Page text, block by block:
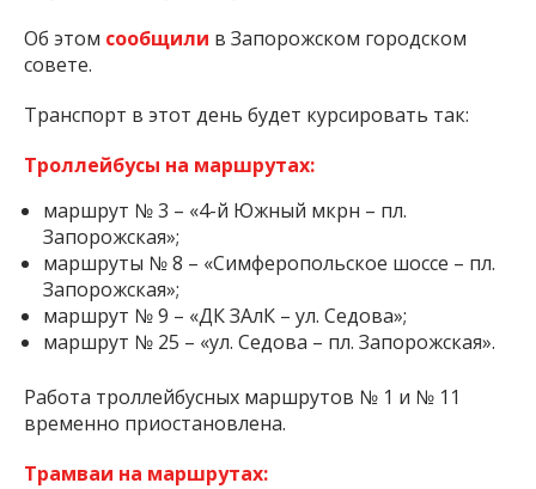
Об этом сообщили в Запорожском городском
совете.
Транспорт в этот день будет курсировать так:
Троллейбусы на маршрутах:
маршрут № 3 – «4-й Южный мкрн – пл.
Запорожская»;
маршруты № 8 – «Симферопольское шоссе – пл.
Запорожская»;
маршрут № 9 – «ДК ЗАлК – ул. Седова»;
маршрут № 25 – «ул. Седова – пл. Запорожская».
Работа троллейбусных маршрутов № 1 и № 11
временно приостановлена.
Трамваи на маршрутах: